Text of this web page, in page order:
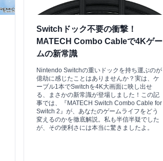
Switchドック不要の衝撃！
MATECH Combo Cableで4Kゲー
ムの新常識
Nintendo Switchの重いドックを持ち運ぶのが
億劫に感じたことはありませんか？実は、ケ
ーブル1本でSwitchを4K大画面に映し出せ
る、まさかの新常識が登場しました！この記
事では、『MATECH Switch Combo Cable for
Switch 2』が、あなたのゲームライフをどう
変えるのかを徹底解説。私も半信半疑でした
が、その便利さには本当に驚きましたよ。